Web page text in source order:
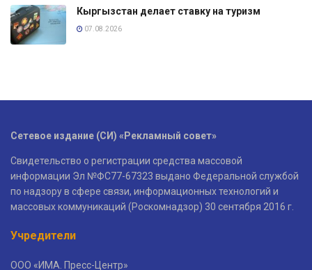
Кыргызстан делает ставку на туризм
07.08.2026
Сетевое издание (СИ) «Рекламный совет»
Свидетельство о регистрации средства массовой
информации Эл №ФС77-67323 выдано Федеральной службой
по надзору в сфере связи, информационных технологий и
массовых коммуникаций (Роскомнадзор) 30 сентября 2016 г.
Учредители
ООО «ИМА. Пресс-Центр»